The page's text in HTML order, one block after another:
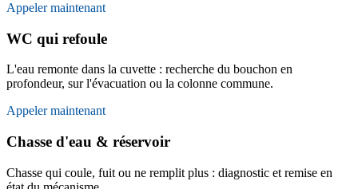
Appeler maintenant
WC qui refoule
L'eau remonte dans la cuvette : recherche du bouchon en
profondeur, sur l'évacuation ou la colonne commune.
Appeler maintenant
Chasse d'eau & réservoir
Chasse qui coule, fuit ou ne remplit plus : diagnostic et remise en